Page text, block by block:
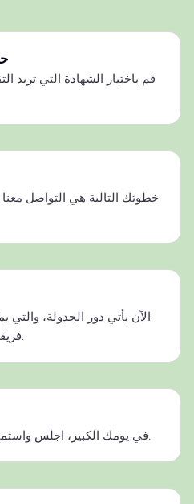
قم باختيار الشهادة التي تريد
خطوتك التالية هي التواصل
الآن يأتي دور الجدولة، والتي
فريقنا سيكون سعيدًا بمساعدتك.
في يومك الكبير، اجلس واستمتع بسحر اجتيازك بنجاح باهر.